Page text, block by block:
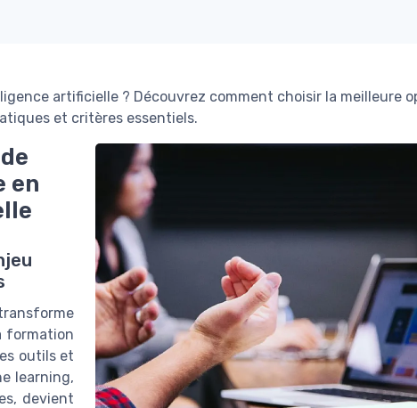
artificielle ? Découvrez comment choisir la meilleure
et critères essentiels.
en
formation
outils et
learning,
devient